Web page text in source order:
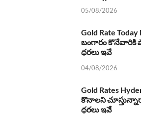
05/08/2026
Gold Rate
బంగారం కొనేవారికి
ధరలు ఇవే
04/08/2026
Gold Rates
కొనాలని
ధరలు ఇవే